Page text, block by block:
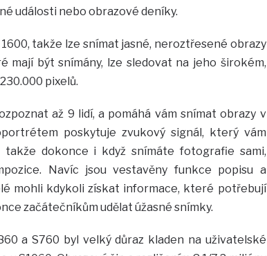
události nebo obrazové deníky.
takže lze snímat jasné, neroztřesené obrazy
mají být snímány, lze sledovat na jeho širokém,
pixelů.
až 9 lidí, a pomáhá vám snímat obrazy v
poskytuje zvukový signál, který vám
takže dokonce i když snímáte fotografie sami,
Navíc jsou vestavěny funkce popisu a
mohli kdykoli získat informace, které potřebují
začátečníkům udělat úžasné snímky.
a S760 byl velký důraz kladen na uživatelské